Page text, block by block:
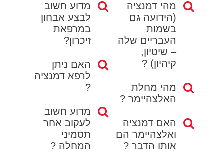
מהי דמנציה
(הידועה גם
בשמות
העבריים שלה
– שיטיון,
קיהיון) ?
מהי מחלת
האלצהיימר ?
האם דמנציה
ואלצהיימר הם
אותו הדבר ?
מדוע חשוב
לבצע אבחון
במרפאת
זיכרון?
האם ניתן
לרפא דמנציה
?
מדוע חשוב
לעקוב אחר
תסמיני
המחלה ?